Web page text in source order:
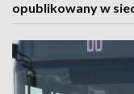
opublikowany w